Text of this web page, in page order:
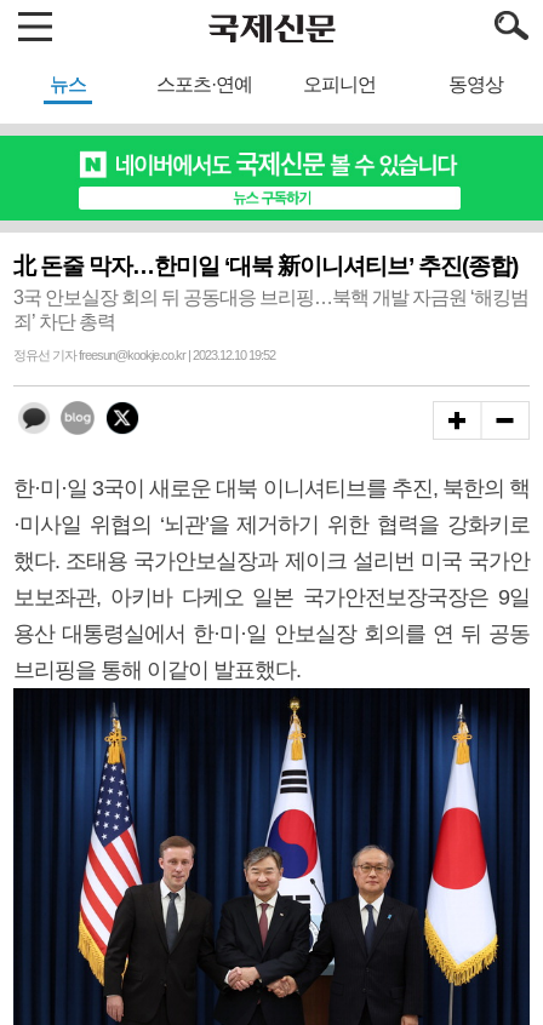
뉴스 스포츠·연예 오피니언 동영상
北 돈줄 막자…한미일 ‘대북 新이니셔티브’ 추진(종합)
3국 안보실장 회의 뒤 공동대응 브리핑…북핵 개발 자금원 ‘해킹범
죄’ 차단 총력
정유선 기자 freesun@kookje.co.kr | 2023.12.10 19:52
한·미·일 3국이 새로운 대북 이니셔티브를 추진, 북한의 핵
·미사일 위협의 ‘뇌관’을 제거하기 위한 협력을 강화키로
했다. 조태용 국가안보실장과 제이크 설리번 미국 국가안
보보좌관, 아키바 다케오 일본 국가안전보장국장은 9일
용산 대통령실에서 한·미·일 안보실장 회의를 연 뒤 공동
브리핑을 통해 이같이 발표했다.